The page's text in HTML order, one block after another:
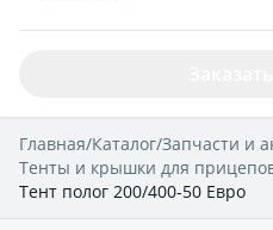
Главная/Каталог/Запчасти и
Тенты и крышки для
Тент полог 200/400-50 Евро